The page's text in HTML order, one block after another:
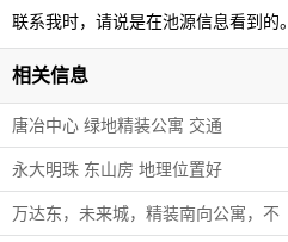
联系我时，请说是在池源信息看到的。
相关信息
唐冶中心 绿地精装公寓 交通
永大明珠 东山房 地理位置好
万达东，未来城，精装南向公寓，不